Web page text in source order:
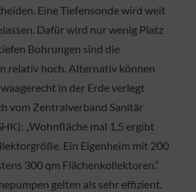
Eine Tiefensonde wird weit
Dafür wird nur wenig Platz
Bohrungen sind die
relativ hoch. Alternativ können
in der Erde verlegt
vom Zentralverband Sanitär
„Wohnfläche mal 1,5 ergibt
Ein Eigenheim mit 200
300 qm Flächenkollektoren.“
gelten als sehr effizient.